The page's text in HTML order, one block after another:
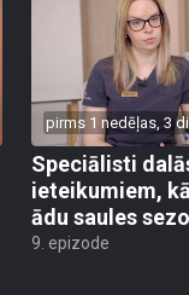
pirms 1 nedēļas, 3
Speciālisti
ieteikumiem,
ādu saules
9. epizode